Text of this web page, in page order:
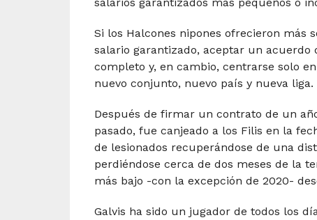
Si los Halcones nipones ofrecieron más
salario garantizado, aceptar un
completo y, en cambio, centrarse solo
nuevo conjunto, nuevo país y nueva liga.
Después de firmar un contrato de un
pasado, fue canjeado a los Filis en la
de lesionados recuperándose de una
perdiéndose cerca de dos meses de la
más bajo -con la excepción de 2020-
Galvis ha sido un jugador de todos los